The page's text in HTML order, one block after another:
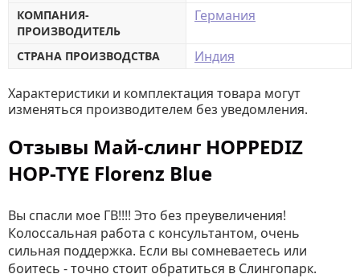
КОМПАНИЯ-
ПРОИЗВОДИТЕЛЬ
Германия
СТРАНА ПРОИЗВОДСТВА Индия
Характеристики и комплектация товара могут
изменяться производителем без уведомления.
Отзывы Май-слинг HOPPEDIZ
HOP-TYE Florenz Blue
Вы спасли мое ГВ!!!! Это без преувеличения!
Колоссальная работа с консультантом, очень
сильная поддержка. Если вы сомневаетесь или
боитесь - точно стоит обратиться в Слингопарк.